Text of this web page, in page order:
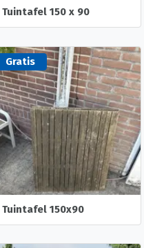
Tuintafel 150 x 90
Gratis
Tuintafel 150x90